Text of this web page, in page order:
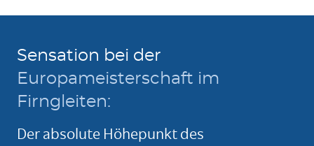
Sensation bei der
Europameisterschaft im
Firngleiten:
Der absolute Höhepunkt des